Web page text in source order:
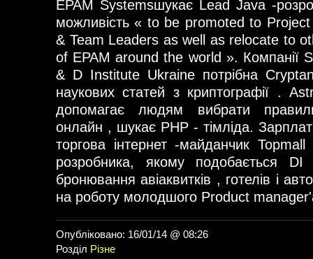
EPAM Systemsшукає Lead Java -
можливість « to be promoted to
& Team Leaders as well as relocate to
of EPAM around the world ». Компанії
& D Institute Ukraine потрібна
наукових статей з криптографії .
допомагає людям вибрати
онлайн , шукає PHP - тімліда.
торгова інтернет -майданчик
розробника, якому подобається
бронювання авіаквитків , готелів і
на роботу молодшого Product
Опубліковано: 16/01/14 @ 08:26
Розділ Різне